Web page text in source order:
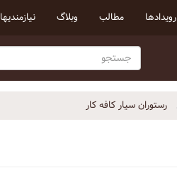
رویداد‌ها مطالب وبلاگ نیازمندیها
رستوران سيار كافه كار